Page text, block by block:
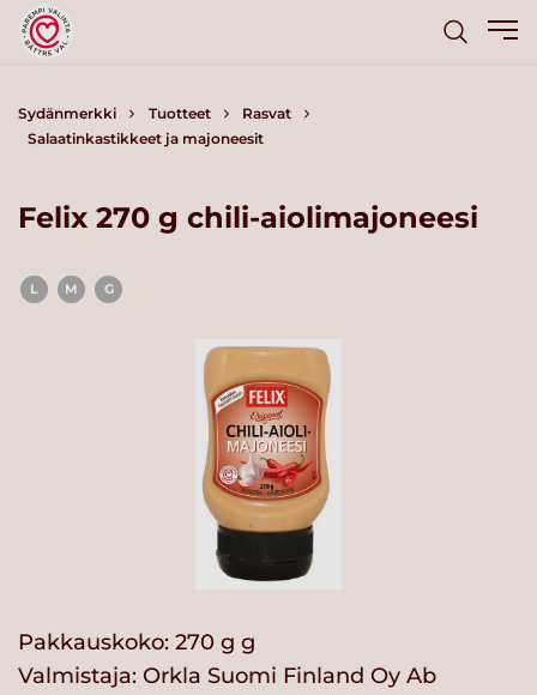
Sydänmerkki Tuotteet
Rasvat
Salaatinkastikkeet ja majoneesit
Felix 270 g chili-aiolimajoneesi
L M G
Pakkauskoko: 270 g g
Valmistaja: Orkla Suomi Finland Oy Ab